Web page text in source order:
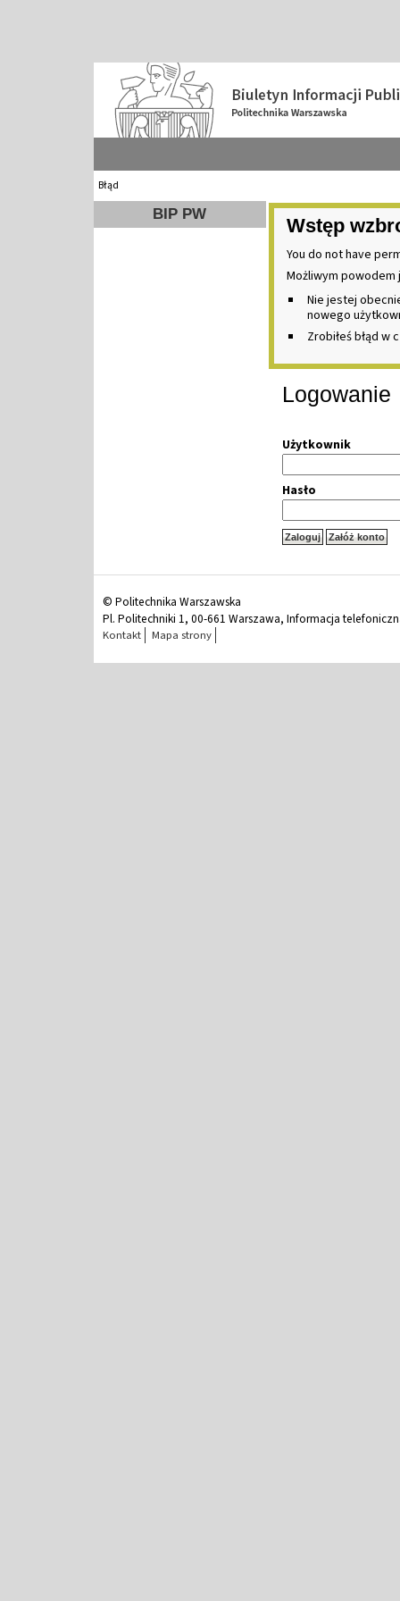
Błąd
BIP PW
Wstęp
You do not have
Możliwym powodem
Nie jestej
nowego
Zrobiłeś błąd w
Logowanie
Użytkownik
Hasło
© Politechnika Warszawska
Pl. Politechniki 1, 00-661 Warszawa, Informacja
Kontakt Mapa strony